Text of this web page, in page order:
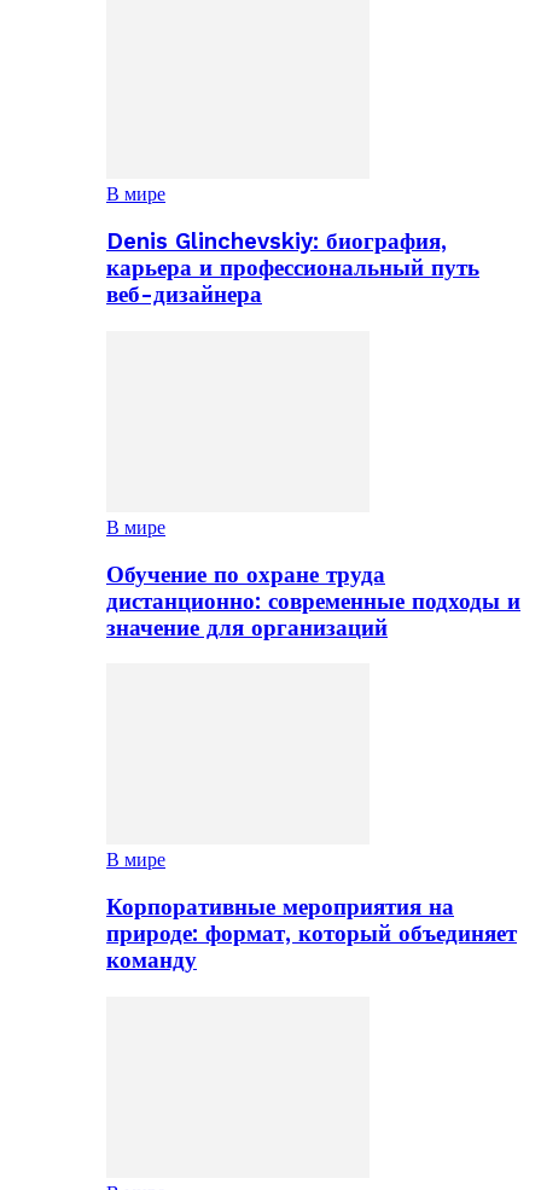
В мире
Denis Glinchevskiy: биография,
карьера и профессиональный путь
веб-дизайнера
В мире
Обучение по охране труда
дистанционно: современные подходы и
значение для организаций
В мире
Корпоративные мероприятия на
природе: формат, который объединяет
команду